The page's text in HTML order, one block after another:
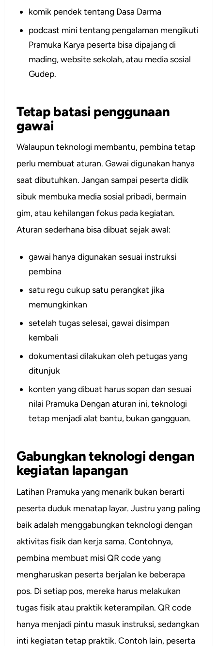
komik pendek tentang Dasa Darma
podcast mini tentang pengalaman mengikuti
Pramuka Karya peserta bisa dipajang di
mading, website sekolah, atau media sosial
Gudep.
Tetap batasi penggunaan
gawai
Walaupun teknologi membantu, pembina tetap
perlu membuat aturan. Gawai digunakan hanya
saat dibutuhkan. Jangan sampai peserta didik
sibuk membuka media sosial pribadi, bermain
gim, atau kehilangan fokus pada kegiatan.
Aturan sederhana bisa dibuat sejak awal:
gawai hanya digunakan sesuai instruksi
pembina
satu regu cukup satu perangkat jika
memungkinkan
setelah tugas selesai, gawai disimpan
kembali
dokumentasi dilakukan oleh petugas yang
ditunjuk
konten yang dibuat harus sopan dan sesuai
nilai Pramuka Dengan aturan ini, teknologi
tetap menjadi alat bantu, bukan gangguan.
Gabungkan teknologi dengan
kegiatan lapangan
Latihan Pramuka yang menarik bukan berarti
peserta duduk menatap layar. Justru yang paling
baik adalah menggabungkan teknologi dengan
aktivitas fisik dan kerja sama. Contohnya,
pembina membuat misi QR code yang
mengharuskan peserta berjalan ke beberapa
pos. Di setiap pos, mereka harus melakukan
tugas fisik atau praktik keterampilan. QR code
hanya menjadi pintu masuk instruksi, sedangkan
inti kegiatan tetap praktik. Contoh lain, peserta